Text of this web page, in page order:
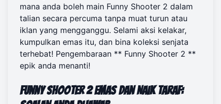
mana anda boleh main Funny Shooter 2 dalam
talian secara percuma tanpa muat turun atau
iklan yang mengganggu. Selami aksi kelakar,
kumpulkan emas itu, dan bina koleksi senjata
terhebat! Pengembaraan ** Funny Shooter 2 **
epik anda menanti!
Funny Shooter 2 Emas dan Naik Taraf: